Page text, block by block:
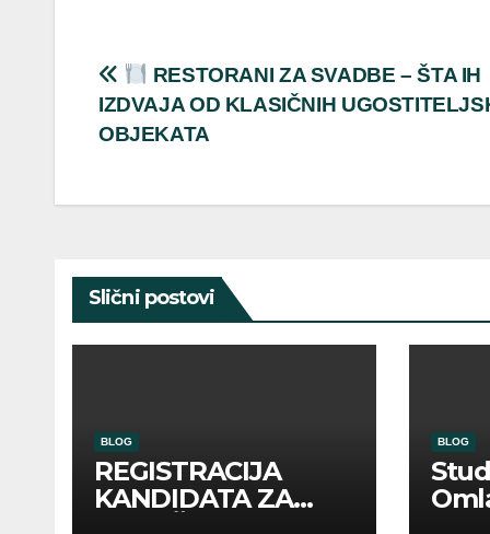
Post
navigation
RESTORANI ZA SVADBE – ŠTA IH
IZDVAJA OD KLASIČNIH
OBJEKATA
Slični postovi
BLOG
REGISTRACIJA
KANDIDATA ZA
BLOG